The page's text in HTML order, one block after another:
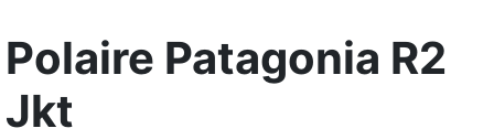
Polaire Patagonia R2
Jkt